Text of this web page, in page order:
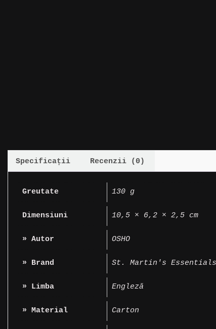
Specificații Recenzii (0)
Greutate 130 g
Dimensiuni 10,5 × 6,2 × 2,5 cm
» Autor OSHO
» Brand St. Martin's Essentials
» Limba Engleză
» Material Carton